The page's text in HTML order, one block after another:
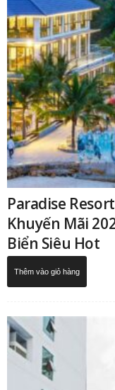
Paradise
Khuyến Mãi
Biển Siêu Hot
Thêm vào giỏ hàng